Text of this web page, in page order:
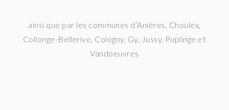
ainsi que par les communes d’Anières, Choulex,
Collonge-Bellerive, Cologny, Gy, Jussy, Puplinge et
Vandoeuvres